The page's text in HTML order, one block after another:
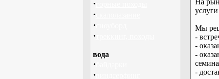
·
·
·
·
вода
·
·
На
Мы
-
-
-
-